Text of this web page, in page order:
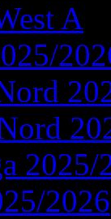
A
2025/
2026